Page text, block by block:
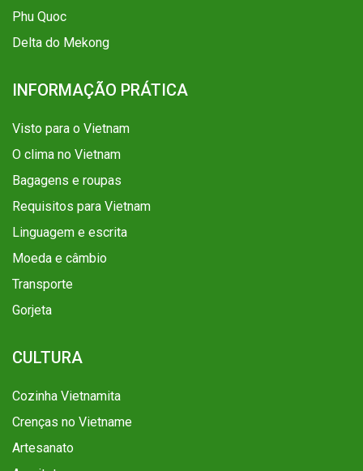
Phu Quoc
Delta do Mekong
INFORMAÇÃO PRÁTICA
Visto para o Vietnam
O clima no Vietnam
Bagagens e roupas
Requisitos para Vietnam
Linguagem e escrita
Moeda e câmbio
Transporte
Gorjeta
CULTURA
Cozinha Vietnamita
Crenças no Vietname
Artesanato